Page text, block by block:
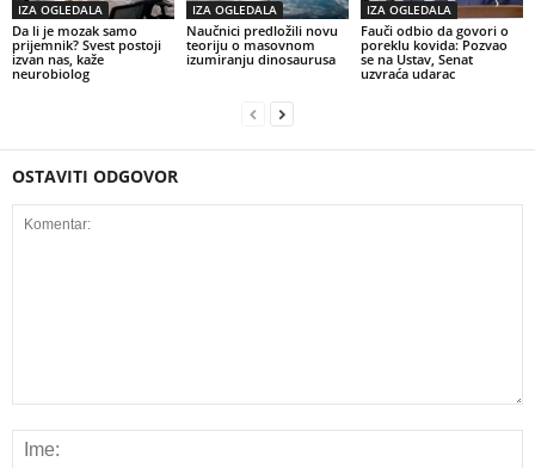
IZA OGLEDALA
Da li je mozak samo
prijemnik? Svest postoji
izvan nas, kaže
neurobiolog
IZA OGLEDALA
Naučnici predložili novu
teoriju o masovnom
izumiranju dinosaurusa
IZA OGLEDALA
Fauči odbio da govori o
poreklu kovida: Pozvao
se na Ustav, Senat
uzvraća udarac
OSTAVITI ODGOVOR